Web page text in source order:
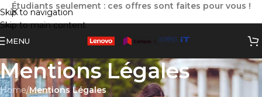
Skip to navigation
Skip to main content
Étudiants seulement : ces offres sont faites pour vous !
MENU
Mentions Légales
Home/Mentions Légales